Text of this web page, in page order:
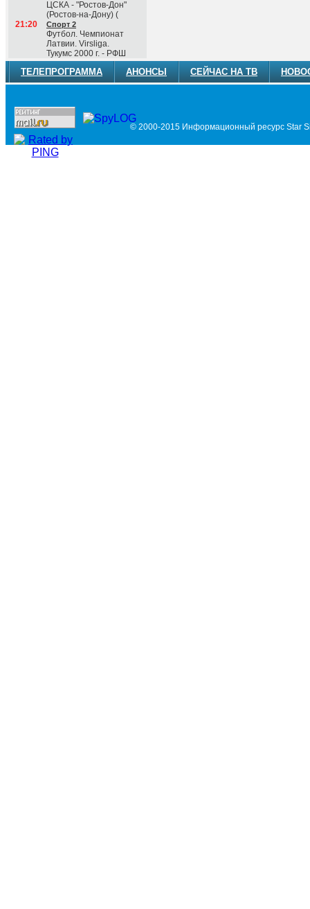
ЦСКА - "Ростов-Дон"
(Ростов-на-Дону) (
21:20
Спорт 2
Футбол. Чемпионат
Латвии. Virsliga.
Тукумс 2000 г. - РФШ
ТЕЛЕПРОГРАММА АНОНСЫ СЕЙЧАС НА ТВ
© 2000-2015 Информационный ресурс Star